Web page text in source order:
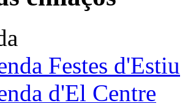
Festes d'Estiu
d'El Centre